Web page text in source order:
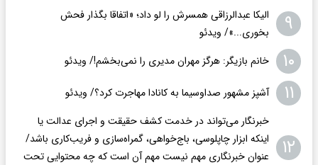
۹
الیکا عبدالرزاقی همسرش را لو داد؛ «اتفاقا بگذار فحش
بخوری...»/ ویدئو
۱۰ خانم بازیگر: هرگز مهران مدیری را نمی‌بخشم!/ ویدئو
۱۱ آشپز مشهور صداوسیما به کانادا مهاجرت کرد؟/ ویدئو
۱۲
خبرنگار می‌تواند در خدمت کشف حقیقت و اجرای عدالت یا
اینکه ابزار چاپلوسی، باج‌خواهی، گمراه‌سازی و فریب‌کاری باشد/
عنوان خبرنگاری مهم نیست مهم آن است که چه محتوایی تحت